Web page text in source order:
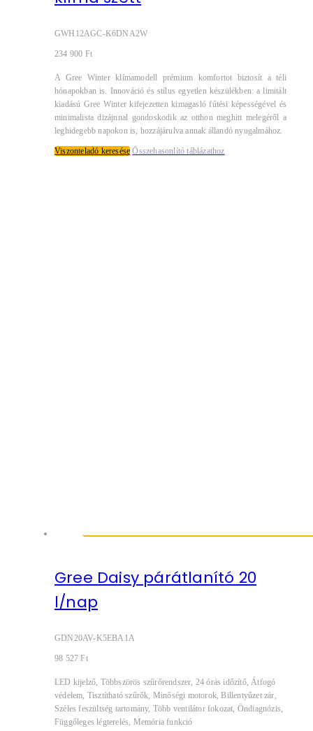
GWH12AGC-K6DNA2W
234 900 Ft
A Gree Winter klímamodell prémium komfortot biztosít a téli
hónapokban is. Innováció és stílus egyetlen készülékben: a limitált
kiadású Gree Winter kifejezetten kimagasló fűtési képességével és
minimalista dizájnnal gondoskodik az otthon meghitt melegéről a
leghidegebb napokon is, hozzájárulva annak állandó nyugalmához.
Viszonteladó keresése Összehasonlító táblázathoz
Gree Daisy párátlanító 20
l/nap
GDN20AV-K5EBA1A
98 527Ft
LED kijelző, Többszörös szűrőrendszer, 24 órás időzítő, Átfogó
védelem, Tisztítható szűrők, Minőségi motorok, Billentyűzet zár,
Széles feszültség tartomány, Több ventilátor fokozat, Öndiagnózis,
Függőleges légterelés, Memória funkció